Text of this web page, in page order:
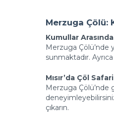
Merzuga Çölü:
Kumullar
Merzuga Çölü’nde
sunmaktadır.
Mısır’da Çöl
Merzuga Çölü’nde
çıkarın.